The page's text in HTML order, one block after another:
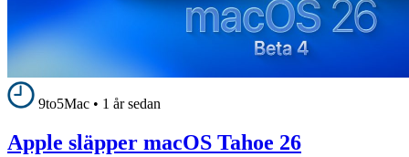
9to5Mac • 1 år sedan
Apple släpper macOS Tahoe 26